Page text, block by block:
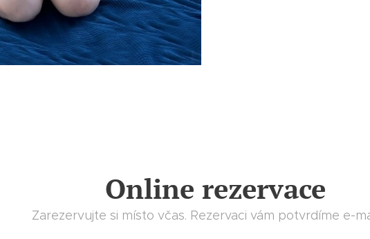
Online rezervace
Zarezervujte si místo včas. Rezervaci vám potvrdíme e-